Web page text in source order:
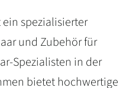
ein spezialisierter
und Zubehör für
Spezialisten in der
bietet hochwertige